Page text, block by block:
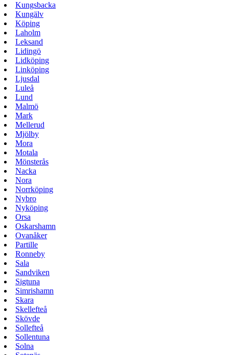
Kungsbacka
Kungälv
Köping
Laholm
Leksand
Lidingö
Lidköping
Linköping
Ljusdal
Luleå
Lund
Malmö
Mark
Mellerud
Mjölby
Mora
Motala
Mönsterås
Nacka
Nora
Norrköping
Nybro
Nyköping
Orsa
Oskarshamn
Ovanåker
Partille
Ronneby
Sala
Sandviken
Sigtuna
Simrishamn
Skara
Skellefteå
Skövde
Sollefteå
Sollentuna
Solna